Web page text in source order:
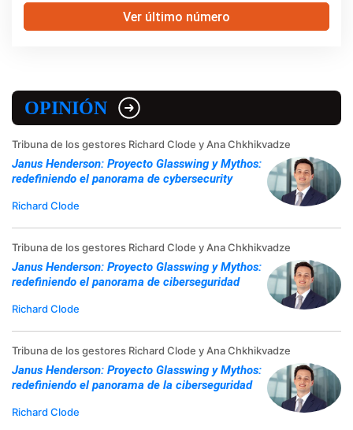
Ver último número
OPINIÓN
Tribuna de los gestores Richard Clode y Ana Chkhikvadze
Janus Henderson: Proyecto Glasswing y Mythos:
redefiniendo el panorama de cybersecurity
Richard Clode
Tribuna de los gestores Richard Clode y Ana Chkhikvadze
Janus Henderson: Proyecto Glasswing y Mythos:
redefiniendo el panorama de ciberseguridad
Richard Clode
Tribuna de los gestores Richard Clode y Ana Chkhikvadze
Janus Henderson: Proyecto Glasswing y Mythos:
redefiniendo el panorama de la ciberseguridad
Richard Clode